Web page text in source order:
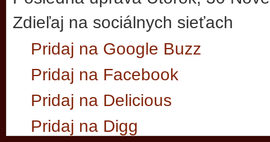
Zdieľaj na sociálnych sieťach
Pridaj na Google Buzz
Pridaj na Facebook
Pridaj na Delicious
Pridaj na Digg